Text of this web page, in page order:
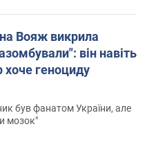
Вояж викрила
він навіть
хоче геноциду
був фанатом України, але
мозок"